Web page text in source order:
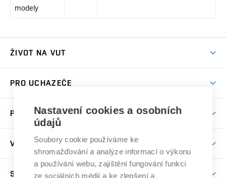
modely
ŽIVOT NA VUT
Koleje
Stravování
Sport na VUT
Studentský život
PRO UCHAZEČE
Studijní programy
Dny otevřených dveří
Aktivity pro juniory
Celoživotní vzdělávání
PRO STUDENTY
Předměty
Studijní programy
Harmonogram akademického roku
Studijní předpisy
Poplatky za studium
Zpracování osobních údajů studentů
Studium a stáže v zahraničí
Uznání zahraničního vzdělání
Stipendia
Knihovny(externí
odkaz)
Sociální bezpečí
VĚDA A VÝZKUM
Věda a výzkum na VUT
SPOLUPRÁCE
Nastavení cookies a osobních
údajů
Soubory cookie používáme ke
shromažďování a analýze informací o výkonu
a používání webu, zajištění fungování funkcí
ze sociálních médií a ke zlepšení a